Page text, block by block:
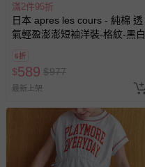
滿2件95折
日本 apres les cours - 純棉 透
氣輕盈澎澎短袖洋裝-格紋-黑白
6折
$589 $977
最新上架